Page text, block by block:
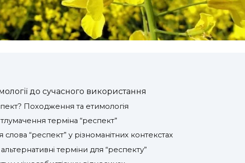
до сучасного використання
Походження та етимологія
терміна “респект”
слова “респект” у різноманітних контекстах
терміни для “респекту”